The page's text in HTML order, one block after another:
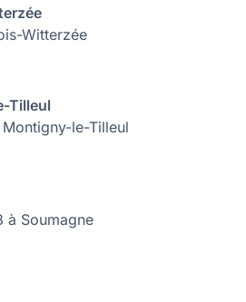
Witterzée
Tilleul
Montigny-le-Tilleul
à Soumagne